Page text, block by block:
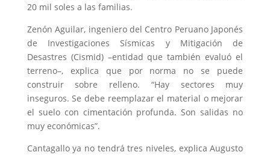
20 mil soles a las familias.
Zenón Aguilar, ingeniero del Centro Peruano Japonés
de Investigaciones Sísmicas y Mitigación de
Desastres (Cismid) –entidad que también evaluó el
terreno–, explica que por norma no se puede
construir sobre relleno. “Hay sectores muy
inseguros. Se debe reemplazar el material o mejorar
el suelo con cimentación profunda. Son salidas no
muy económicas”.
Cantagallo ya no tendrá tres niveles, explica Augusto